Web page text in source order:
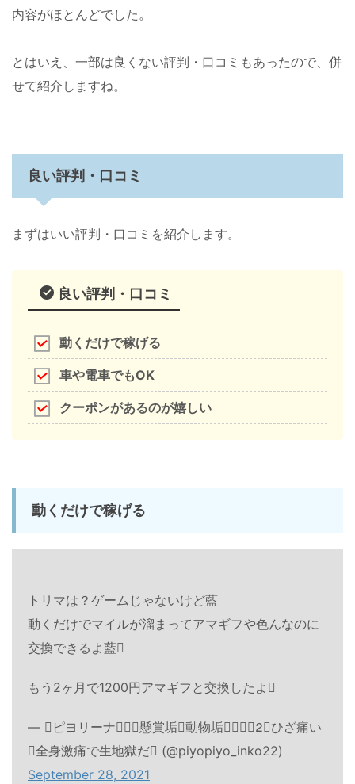
内容がほとんどでした。
とはいえ、一部は良くない評判・口コミもあったので、併
せて紹介しますね。
良い評判・口コミ
まずはいい評判・口コミを紹介します。
良い評判・口コミ
動くだけで稼げる
車や電車でもOK
クーポンがあるのが嬉しい
動くだけで稼げる
トリマは？ゲームじゃないけど藍
動くだけでマイルが溜まってアマギフや色んなのに
交換できるよ藍
もう2ヶ月で1200円アマギフと交換したよ
— ピヨリーナ懸賞垢動物垢ひざ痛い
全身激痛で生地獄だ (@piyopiyo_inko22)
September 28, 2021